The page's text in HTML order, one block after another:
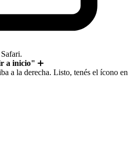
a inicio" ➕
a la derecha. Listo, tenés el ícono en